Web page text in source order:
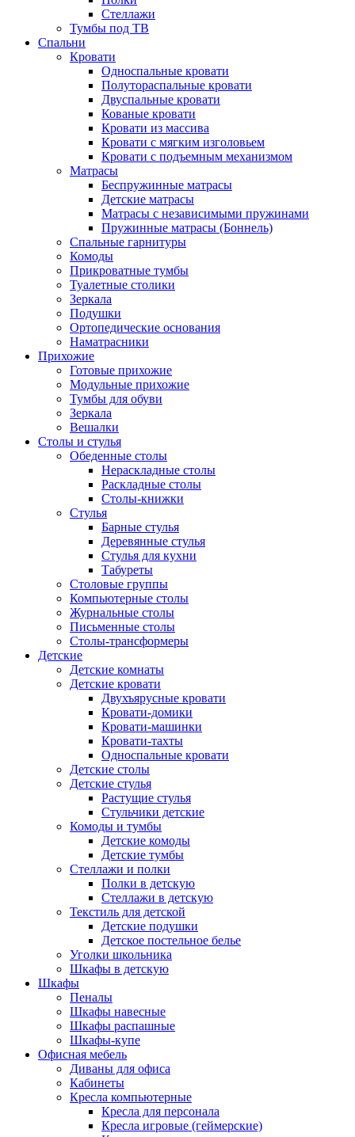
Стеллажи
Тумбы под ТВ
Спальни
Кровати
Односпальные кровати
Полутораспальные кровати
Двуспальные кровати
Кованые кровати
Кровати из массива
Кровати с мягким изголовьем
Кровати с подъемным механизмом
Матрасы
Беспружинные матрасы
Детские матрасы
Матрасы с независимыми пружинами
Пружинные матрасы (Боннель)
Спальные гарнитуры
Комоды
Прикроватные тумбы
Туалетные столики
Зеркала
Подушки
Ортопедические основания
Наматрасники
Прихожие
Готовые прихожие
Модульные прихожие
Тумбы для обуви
Зеркала
Вешалки
Столы и стулья
Обеденные столы
Нераскладные столы
Раскладные столы
Столы-книжки
Стулья
Барные стулья
Деревянные стулья
Стулья для кухни
Табуреты
Столовые группы
Компьютерные столы
Журнальные столы
Письменные столы
Столы-трансформеры
Детские
Детские комнаты
Детские кровати
Двухъярусные кровати
Кровати-домики
Кровати-машинки
Кровати-тахты
Односпальные кровати
Детские столы
Детские стулья
Растущие стулья
Стульчики детские
Комоды и тумбы
Детские комоды
Детские тумбы
Стеллажи и полки
Полки в детскую
Стеллажи в детскую
Текстиль для детской
Детские подушки
Детское постельное белье
Уголки школьника
Шкафы в детскую
Шкафы
Пеналы
Шкафы навесные
Шкафы распашные
Шкафы-купе
Офисная мебель
Диваны для офиса
Кабинеты
Кресла компьютерные
Кресла для персонала
Кресла игровые (геймерские)